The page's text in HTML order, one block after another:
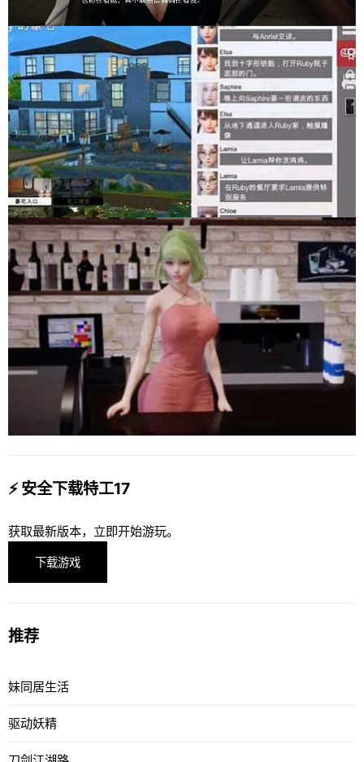
⚡ 安全下载特工17
获取最新版本，立即开始游玩。
下载游戏
推荐
妹同居生活
驱动妖精